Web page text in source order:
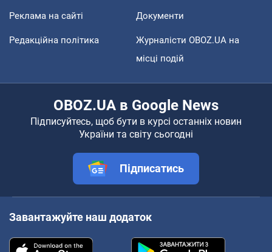
Реклама на сайті Документи
Редакційна політика
Журналісти OBOZ.UA на
місці подій
OBOZ.UA в Google News
Підписуйтесь, щоб бути в курсі останніх новин
України та світу сьогодні
Підписатись
Завантажуйте наш додаток